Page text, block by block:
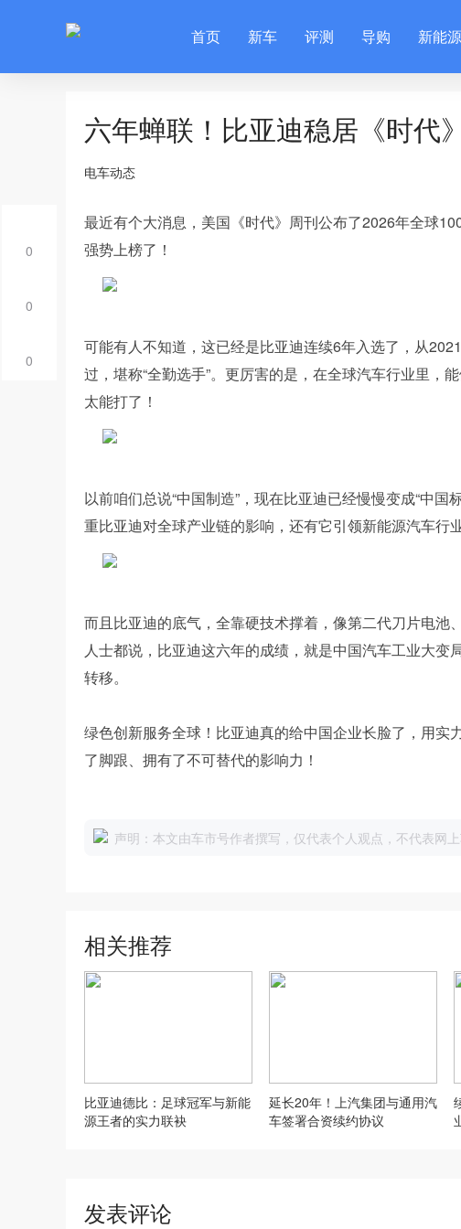
首页 新车 评测 导购 新能源
0
0
0
六年蝉联！比亚迪稳居《时代
电车动态
最近有个大消息，美国《时代》周刊公布了2026年全球
强势上榜了！
可能有人不知道，这已经是比亚迪连续6年入选了，从
过，堪称“全勤选手”。更厉害的是，在全球汽车行业里，
太能打了！
以前咱们总说“中国制造”，现在比亚迪已经慢慢变成“中
重比亚迪对全球产业链的影响，还有它引领新能源汽车行
而且比亚迪的底气，全靠硬技术撑着，像第二代刀片电
人士都说，比亚迪这六年的成绩，就是中国汽车工业大
转移。
绿色创新服务全球！比亚迪真的给中国企业长脸了，用
了脚跟、拥有了不可替代的影响力！
声明：本文由车市号作者撰写，仅代表个人观点，不代表网
相关推荐
比亚迪德比：足球冠军与新能
源王者的实力联袂
延长20年！上汽集团与通用汽
车签署合资续约协议
发表评论